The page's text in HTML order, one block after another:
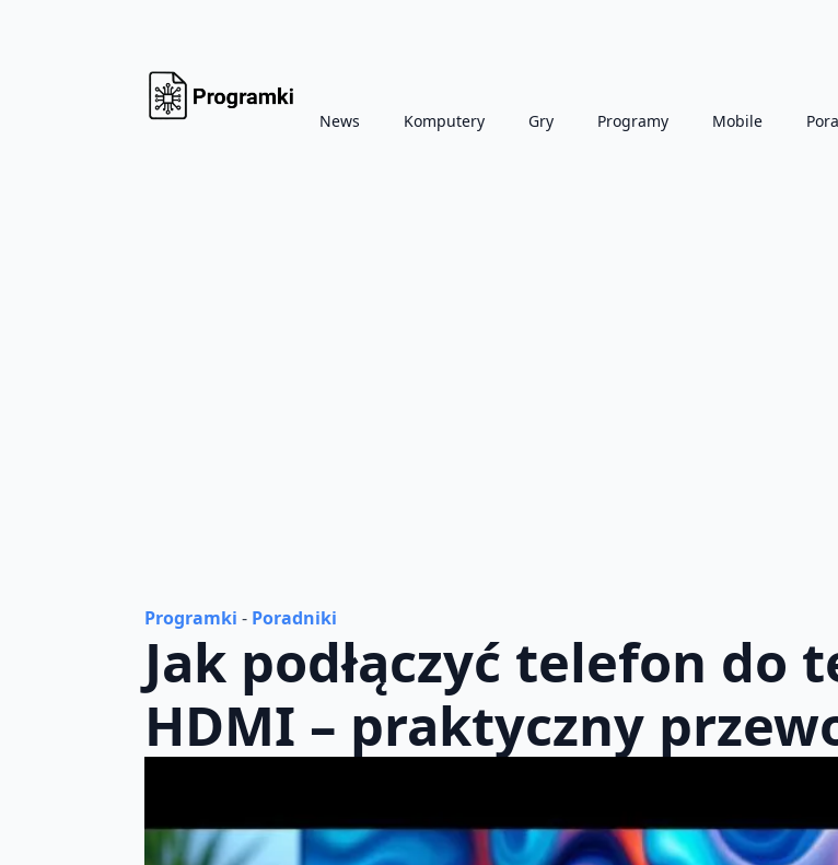
News Komputery Gry Programy Mobile
Programki - Poradniki
Jak podłączyć telefon do
HDMI – praktyczny